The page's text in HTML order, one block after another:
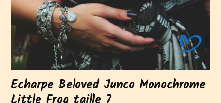
Echarpe Beloved Junco Monochrome